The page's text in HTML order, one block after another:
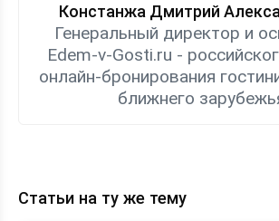
Констанжа Дмитрий
Генеральный директор и
Edem-v-Gosti.ru -
онлайн-бронирования
ближнего
Статьи на ту же тему